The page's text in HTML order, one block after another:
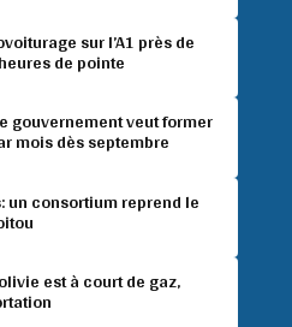
sur l’A1 près de
de pointe
gouvernement veut former
mois dès septembre
un consortium reprend le
est à court de gaz,